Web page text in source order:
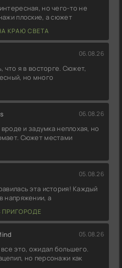
но чего-то не
плоские, а сюжет
КРАЮ СВЕТА
06.08.26
что я в восторге. Сюжет,
но много
06.08.26
вроде и задумка неплохая, но
Сюжет местами
05.08.26
эта история! Каждый
напряжении, а
ПРИГОРОДЕ
05.08.26
это, ожидал большего.
но персонажи как